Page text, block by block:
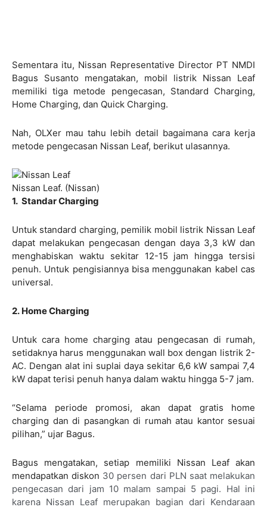
Sementara itu, Nissan Representative Director PT NMDI
Bagus Susanto mengatakan, mobil listrik Nissan Leaf
memiliki tiga metode pengecasan, Standard Charging,
Home Charging, dan Quick Charging.
Nah, OLXer mau tahu lebih detail bagaimana cara kerja
metode pengecasan Nissan Leaf, berikut ulasannya.
Nissan Leaf. (Nissan)
1. Standar Charging
Untuk standard charging, pemilik mobil listrik Nissan Leaf
dapat melakukan pengecasan dengan daya 3,3 kW dan
menghabiskan waktu sekitar 12-15 jam hingga tersisi
penuh. Untuk pengisiannya bisa menggunakan kabel cas
universal.
2. Home Charging
Untuk cara home charging atau pengecasan di rumah,
setidaknya harus menggunakan wall box dengan listrik 2-
AC. Dengan alat ini suplai daya sekitar 6,6 kW sampai 7,4
kW dapat terisi penuh hanya dalam waktu hingga 5-7 jam.
“Selama periode promosi, akan dapat gratis home
charging dan di pasangkan di rumah atau kantor sesuai
pilihan,” ujar Bagus.
Bagus mengatakan, setiap memiliki Nissan Leaf akan
mendapatkan diskon 30 persen dari PLN saat melakukan
pengecasan dari jam 10 malam sampai 5 pagi. Hal ini
karena Nissan Leaf merupakan bagian dari Kendaraan